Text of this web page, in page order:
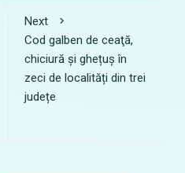
Next
Cod galben de ceaţă,
chiciură și ghețuș în
zeci de localități din trei
județe